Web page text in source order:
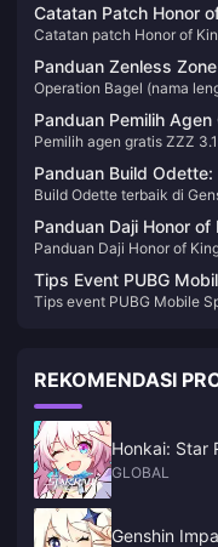
Catatan Patch Honor
Catatan patch Honor of
keseimbangan
sejak 30 Juli 2026. Tandai
saat tiket hero berikutnya
Panduan Zenless
2026
Operation Bagel (nama
Bagel) adalah mode
3.1. Anda akan terjun ke
perlengkapan di tengah
melakukan ekstraksi
Halaman ini akan terus
musiman, stok toko, dan
Panduan Pemilih
Pemilih agen gratis ZZZ
perayaan ulang tahun
Engine S-Rank terbatas
Halaman ini memandu
bagaimana pilihan W-
kami akan
Panduan Build Odette:
Agustus 2026
Build Odette terbaik di
Cryo bintang lima Versi
dan Stellar-Swirl.
dan nilai gacha-nya untuk
setelah adanya patch
Panduan Daji Honor
2026
Panduan Daji Honor of
yang memungkinkanmu
pembersihan bersih. Kami
jadi tandai halaman ini
Tips Event PUBG
Tips event PUBG Mobile
14 September 2026, jadi
REKOMENDASI
Honkai: Star
GLOBAL
Genshin